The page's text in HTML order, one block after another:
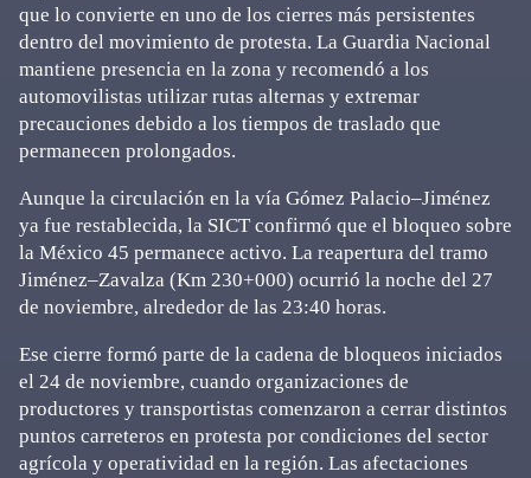
que lo convierte en uno de los cierres más persistentes
dentro del movimiento de protesta. La Guardia Nacional
mantiene presencia en la zona y recomendó a los
automovilistas utilizar rutas alternas y extremar
precauciones debido a los tiempos de traslado que
permanecen prolongados.
Aunque la circulación en la vía Gómez Palacio–Jiménez
ya fue restablecida, la SICT confirmó que el bloqueo sobre
la México 45 permanece activo. La reapertura del tramo
Jiménez–Zavalza (Km 230+000) ocurrió la noche del 27
de noviembre, alrededor de las 23:40 horas.
Ese cierre formó parte de la cadena de bloqueos iniciados
el 24 de noviembre, cuando organizaciones de
productores y transportistas comenzaron a cerrar distintos
puntos carreteros en protesta por condiciones del sector
agrícola y operatividad en la región. Las afectaciones